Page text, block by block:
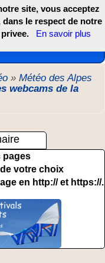
TOM et COM
» Météo des Alpes
webcams de la
pages
votre choix
en http:// et https://.
site, vous acceptez
le respect de notre
En savoir plus